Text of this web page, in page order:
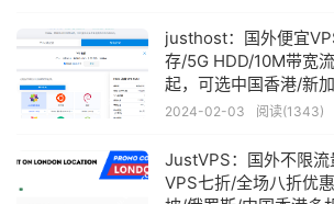
justhost：国外便宜
存/5G HDD/10M带宽
起，可选中国香港/新
房
2024-02-03 阅读(1343)
JustVPS：国外不限
VPS七折/全场八折优